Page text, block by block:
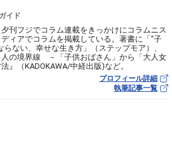
イド
刊フジでコラム連載をきっかけにコラムニス
ディアでコラムを掲載している。著書に「“子
らない、幸せな生き方」（ステップモア）、
人の境界線 －「子供おばさん」から「大人女
』（KADOKAWA/中経出版)など。
プロフィール詳細
執筆記事一覧